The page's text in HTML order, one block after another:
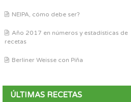
NEIPA, cómo debe ser?
Año 2017 en números y estadísticas de
recetas
Berliner Weisse con Piña
ÚLTIMAS RECETAS